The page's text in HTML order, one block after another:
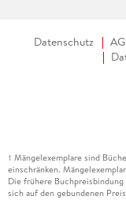
Datenschutz
1 Mängelexemplare sind
einschränken.
Die frühere
sich auf den gebundenen